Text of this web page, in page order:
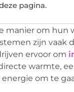
pagina.
manier om hun
zijn vaak
ervoor om
warmte,
om te